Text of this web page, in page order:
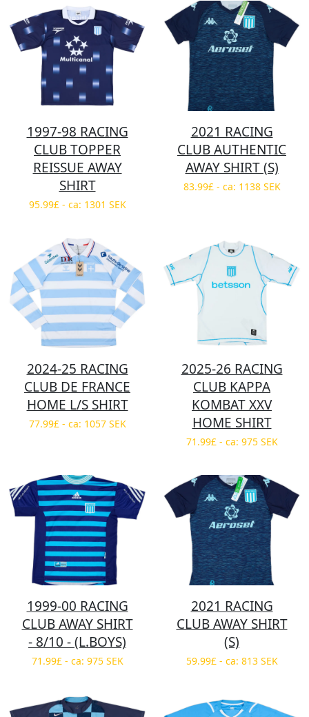
1997-98 RACING
CLUB TOPPER
REISSUE AWAY
SHIRT
95.99£ - ca: 1301 SEK
2021 RACING
CLUB AUTHENTIC
AWAY SHIRT (S)
83.99£ - ca: 1138 SEK
2024-25 RACING
CLUB DE FRANCE
HOME L/S SHIRT
77.99£ - ca: 1057 SEK
2025-26 RACING
CLUB KAPPA
KOMBAT XXV
HOME SHIRT
71.99£ - ca: 975 SEK
1999-00 RACING
CLUB AWAY SHIRT
- 8/10 - (L.BOYS)
71.99£ - ca: 975 SEK
2021 RACING
CLUB AWAY SHIRT
(S)
59.99£ - ca: 813 SEK